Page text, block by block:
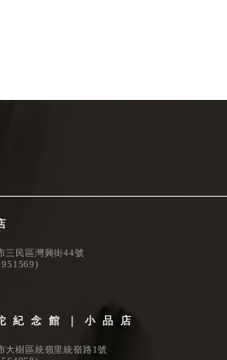
三民區灣興街44號
)
紀念館｜小品店
大樹區統嶺里統嶺路1號